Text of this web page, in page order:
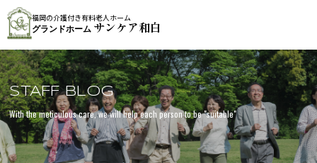
福岡の介護付き有料老人ホーム
グランドホーム サンケア和白
STAFF BLOG
With the meticulous care, we will help each person to be "suitable"